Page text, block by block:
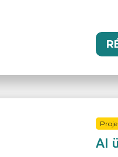
AI